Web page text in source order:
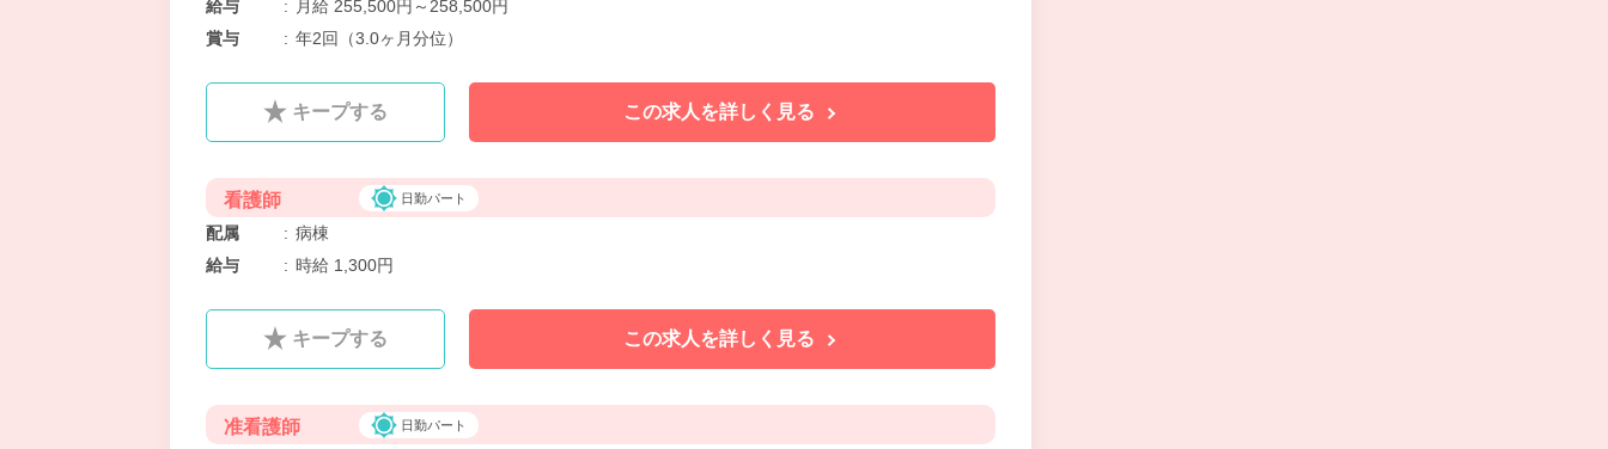
給与
:
月給 255,500円～258,500円
賞与
: 年2回（3.0ヶ月分位）
キープする この求人を詳しく見る
看護師 日勤パート
配属 : 病棟
給与
: 時給 1,300円
キープする この求人を詳しく見る
准看護師 日勤パート